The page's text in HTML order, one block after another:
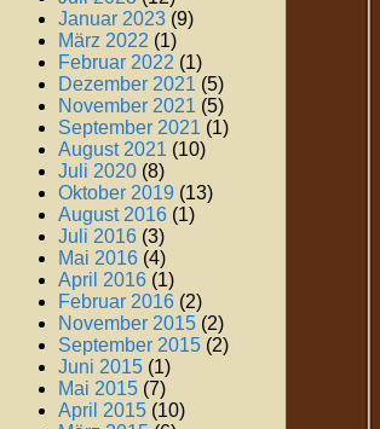
Januar 2023 (9)
März 2022 (1)
Februar 2022 (1)
Dezember 2021 (5)
November 2021 (5)
September 2021 (1)
August 2021 (10)
Juli 2020 (8)
Oktober 2019 (13)
August 2016 (1)
Juli 2016 (3)
Mai 2016 (4)
April 2016 (1)
Februar 2016 (2)
November 2015 (2)
September 2015 (2)
Juni 2015 (1)
Mai 2015 (7)
April 2015 (10)